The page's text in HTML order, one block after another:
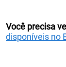
Você precisa
disponíveis no